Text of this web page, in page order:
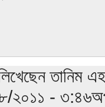
তানিম
২০১১ -